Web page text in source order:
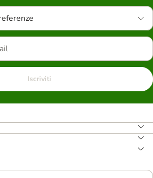
Iscriviti